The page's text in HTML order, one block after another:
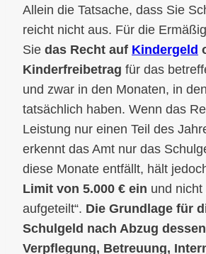
Allein die Tatsache, dass Sie
reicht nicht aus. Für die
Sie das Recht auf Kindergeld
Kinderfreibetrag für das
und zwar in den Monaten, in
tatsächlich haben. Wenn das
Leistung nur einen Teil des
erkennt das Amt nur das
diese Monate entfällt, hält
Limit von 5.000 € ein und nicht
aufgeteilt“. Die Grundlage für
Schulgeld nach Abzug
Verpflegung, Betreuung,